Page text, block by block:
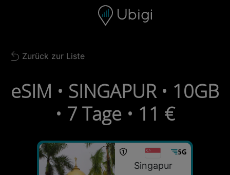
Navigationsleiste Fußzeile
Back to list
Zurück zur Liste
eSIM • SINGAPUR • 10GB
• 7 Tage • 11 €
Singapur